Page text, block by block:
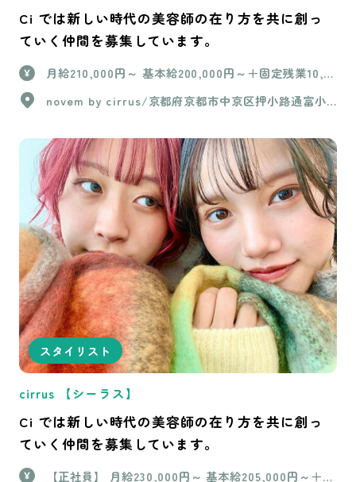
Ci では新しい時代の美容師の在り方を共に創っ
ていく仲間を募集しています。
月給210,000円～ 基本給200,000円～＋固定残業10,0
か月間）は基本給200,000円のみ
novem by cirrus/京都府京都市中京区押小路通富小
スタイリスト
cirrus 【シーラス】
Ci では新しい時代の美容師の在り方を共に創っ
ていく仲間を募集しています。
【正社員】 月給230,000円～ 基本給205,000円～＋固